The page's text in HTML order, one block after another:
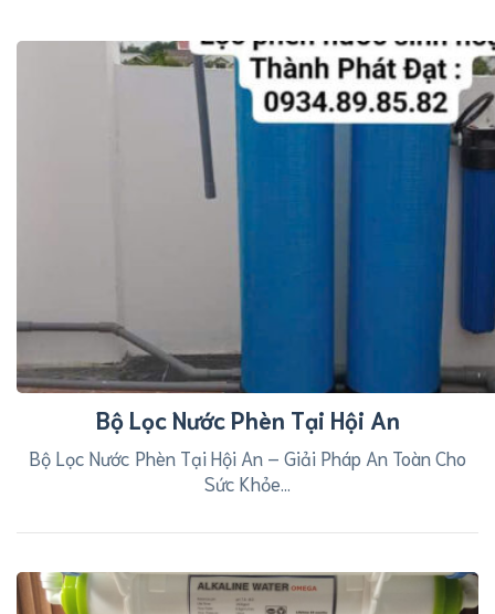
Bộ Lọc Nước Phèn Tại Hội An
Bộ Lọc Nước Phèn Tại Hội An – Giải Pháp An Toàn Cho
Sức Khỏe...